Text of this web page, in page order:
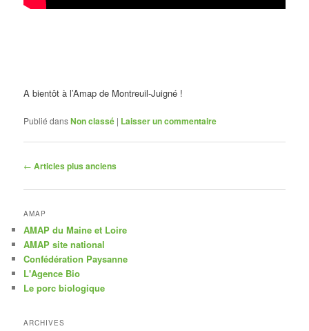
A bientôt à l’Amap de Montreuil-Juigné !
Publié dansNon classé | Laisser un commentaire
Navigation
articles
← Articles plus anciens
AMAP
AMAP du Maine et Loire
AMAP site national
Confédération Paysanne
L'Agence Bio
Le porc biologique
ARCHIVES